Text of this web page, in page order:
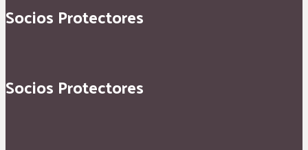
Socios Protectores
Socios Protectores